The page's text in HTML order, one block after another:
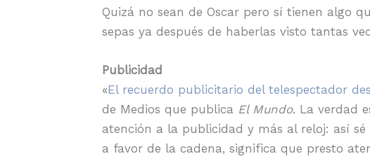
Quizá no sean de Oscar pero sí tienen algo
sepas ya después de haberlas visto tantas
Publicidad
«El recuerdo publicitario del telespectador
de Medios que publica El Mundo. La verdad
atención a la publicidad y más al reloj: así
a favor de la cadena, significa que presto